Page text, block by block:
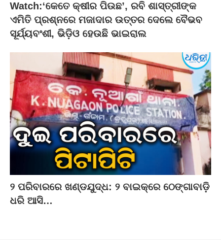
Watch:‘କେତେ କ୍ଷୀର ପିଉଛ’, ରବି ଶାସ୍ତ୍ରୀଙ୍କ
ଏମିତି ପ୍ରଶ୍ନରେ ମଜାଦାର ଉତ୍ତର ଦେଲେ ବୈଭବ
ସୂର୍ଯ୍ୟବଂଶୀ, ଭିଡ଼ିଓ ହେଉଛି ଭାଇରାଲ
୨ ପରିବାରରେ ଖଣ୍ଡଯୁଦ୍ଧ: ୨ ବାଇକ୍‌ରେ ଠେଙ୍ଗାବାଡ଼ି
ଧରି ଆସି…